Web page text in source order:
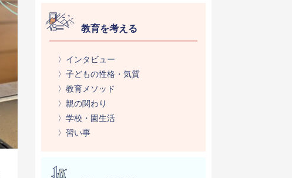
教育を考える
〉インタビュー
〉子どもの性格・気質
〉教育メソッド
〉親の関わり
〉学校・園生活
〉習い事